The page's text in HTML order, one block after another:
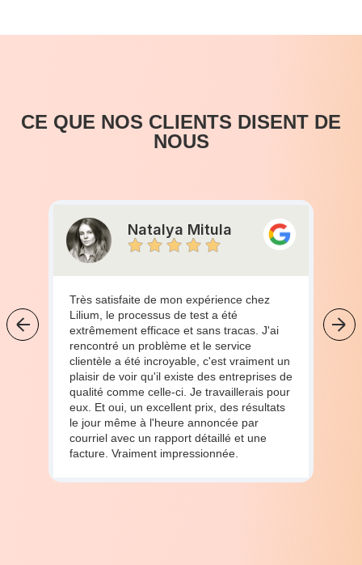
CE QUE NOS CLIENTS DISENT DE
NOUS
Natalya Mitula
Très satisfaite de mon expérience chez
Lilium, le processus de test a été
extrêmement efficace et sans tracas. J'ai
rencontré un problème et le service
clientèle a été incroyable, c'est vraiment un
plaisir de voir qu'il existe des entreprises de
qualité comme celle-ci. Je travaillerais pour
eux. Et oui, un excellent prix, des résultats
le jour même à l'heure annoncée par
courriel avec un rapport détaillé et une
facture. Vraiment impressionnée.